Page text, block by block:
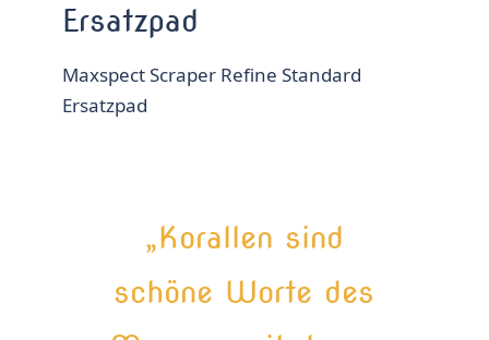
Ersatzpad
Maxspect Scraper Refine Standard
Ersatzpad
„Korallen sind
schöne Worte des